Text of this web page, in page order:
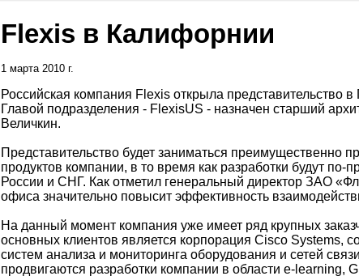
Flexis в Калифорнии
1 марта 2010 г.
Российская компания Flexis открыла
Главой подразделения - FlexisUS - назначен старший
Величкин.
Представительство будет заниматься преимущественно
продуктов компании, в то время как разработки будут по-
России и СНГ. Как отметил генеральный директор ЗАО
офиса значительно повысит эффективность
На данный момент компания уже имеет ряд крупных
основных клиентов является корпорация Cisco Systems,
систем анализа и мониторинга оборудования и сетей
продвигаются разработки компании в области e-learning,